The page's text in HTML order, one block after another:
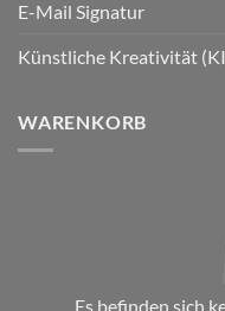
E-Mail Signatur
Künstliche Kreativität
WARENKORB
Es befinden sich